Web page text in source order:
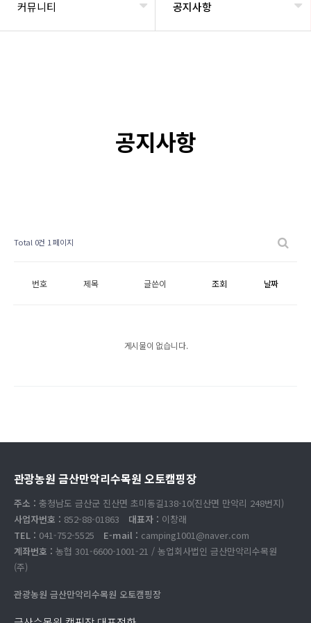
커뮤니티 공지사항
공지사항
Total 0건 1 페이지
번호 제목 글쓴이 조회 날짜
게시물이 없습니다.
관광농원 금산만악리수목원 오토캠핑장
주소 : 충청남도 금산군 진산면 초미동길138-10(진산면 만악리 248번지)
사업자번호 : 852-88-01863 대표자 : 이창래
TEL : 041-752-5525 E-mail : camping1001@naver.com
계좌번호 : 농협 301-6600-1001-21 / 농업회사법인 금산만악리수목원
(주)
관광농원 금산만악리수목원 오토캠핑장